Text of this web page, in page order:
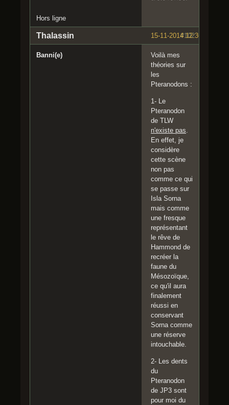
Hors ligne
#102
15-11-2014 12:36:15
Thalassin
Banni(e)
Voilà mes
théories sur
les
Pteranodons :
1- Le
Pteranodon
de TLW
n'existe pas
En effet, je
considère
cette scène
non pas
comme ce qui
se passe sur
Isla Sorna
mais comme
une fresque
représentant
le rêve de
Hammond de
recréer la
faune du
Mésozoïque,
ce qu'il aura
finalement
réussi en
conservant
Sorna comme
une réserve
intouchable.
2- Les dents
du
Pteranodon
de JP3 sont
pour moi du